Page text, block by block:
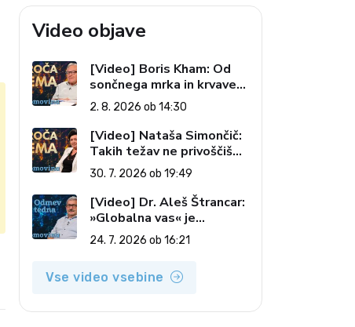
Video objave
[Video] Boris Kham: Od
sončnega mrka in krvave
lune do slovenskih
pečatov v vesolju (Vroča
tema, 2. 8. 2026)
2. 8. 2026 ob 14:30
[Video] Nataša Simončič:
Takih težav ne privoščiš
nikomur (Vroča tema, 30.
7. 2026)
30. 7. 2026 ob 19:49
[Video] Dr. Aleš Štrancar:
»Globalna vas« je
zatiranje vseh (Odmev
tedna, 24. 7. 2026)
24. 7. 2026 ob 16:21
Vse video vsebine